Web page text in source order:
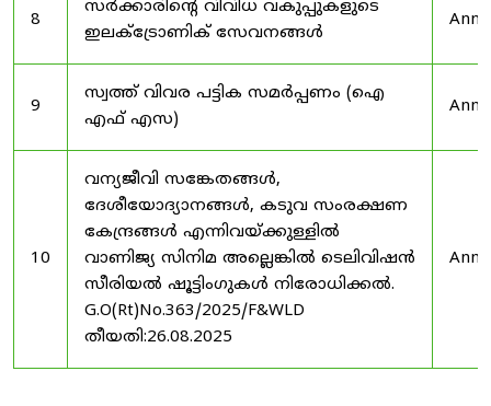
8
സർക്കാരിന്റെ വിവിധ വകുപ്പുകളുടെ
ഇലക്ട്രോണിക് സേവനങ്ങൾ
9
സ്വത്ത് വിവര പട്ടിക സമർപ്പണം (ഐ
എഫ് എസ)
10
വന്യജീവി സങ്കേതങ്ങൾ,
ദേശീയോദ്യാനങ്ങൾ, കടുവ സംരക്ഷണ
കേന്ദ്രങ്ങൾ എന്നിവയ്ക്കുള്ളിൽ
വാണിജ്യ സിനിമ അല്ലെങ്കിൽ ടെലിവിഷൻ
സീരിയൽ ഷൂട്ടിംഗുകൾ നിരോധിക്കൽ.
G.O(Rt)No.363/2025/F&WLD
തീയതി:26.08.2025